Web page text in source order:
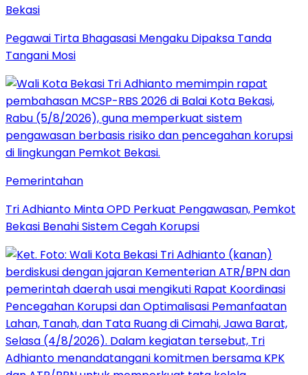
Bekasi
Pegawai Tirta Bhagasasi Mengaku Dipaksa Tanda
Tangani Mosi
Pemerintahan
Tri Adhianto Minta OPD Perkuat Pengawasan, Pemkot
Bekasi Benahi Sistem Cegah Korupsi